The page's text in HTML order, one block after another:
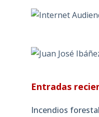
Entradas
Incendios